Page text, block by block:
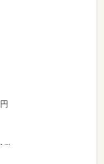
務